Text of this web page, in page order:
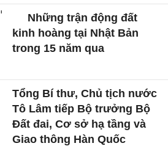
Những trận động đất
kinh hoàng tại Nhật Bản
trong 15 năm qua
Tổng Bí thư, Chủ tịch nước
Tô Lâm tiếp Bộ trưởng Bộ
Đất đai, Cơ sở hạ tầng và
Giao thông Hàn Quốc